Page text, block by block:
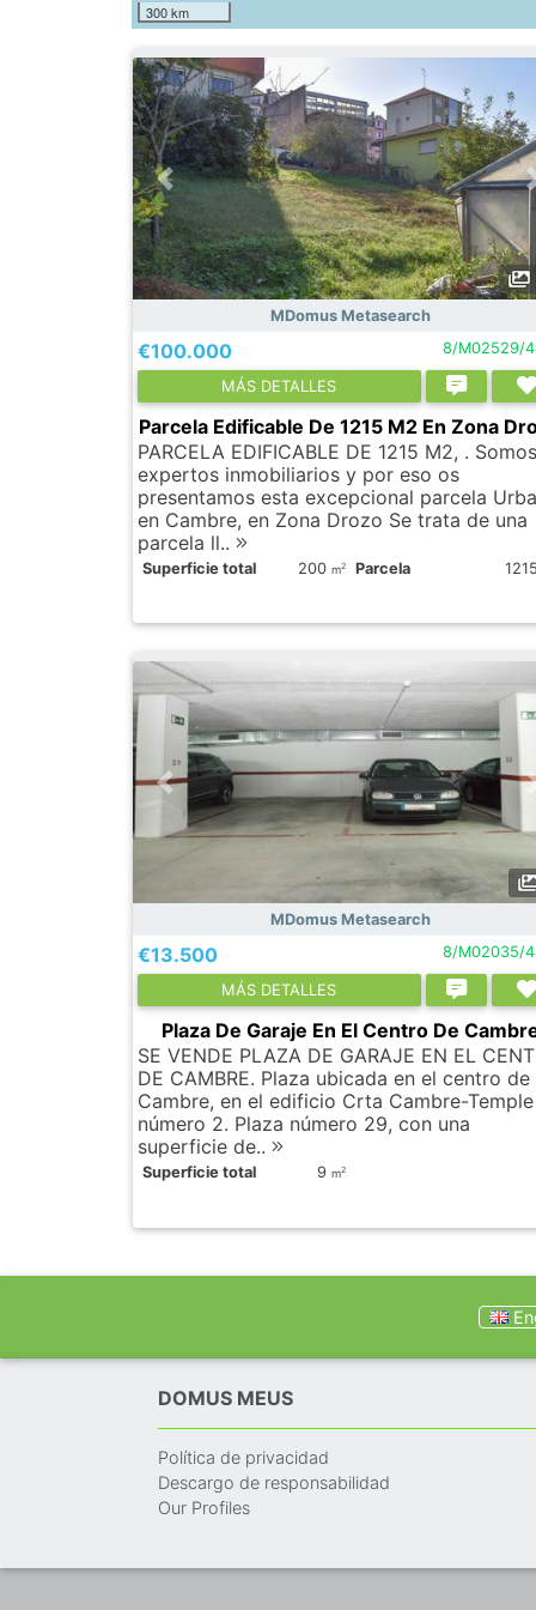
300 km
MDomus Metasearch
€100.000 8/M02529/
МÁS DETALLES
Parcela Edificable De 1215 M2 En Zona
PARCELA EDIFICABLE DE 1215 M2, . Somos
expertos inmobiliarios y por eso os
presentamos esta excepcional parcela
en Cambre, en Zona Drozo Se trata de una
parcela ll..
Superficie total 200 m2 Parcela
MDomus Metasearch
€13.500 8/M02035/
МÁS DETALLES
Plaza De Garaje En El Centro De
SE VENDE PLAZA DE GARAJE EN EL
DE CAMBRE. Plaza ubicada en el centro de
Cambre, en el edificio Crta Cambre-Temple
número 2. Plaza número 29, con una
superficie de..
Superficie total 9 m2
DOMUS MEUS
Política de privacidad
Descargo de responsabilidad
Our Profiles